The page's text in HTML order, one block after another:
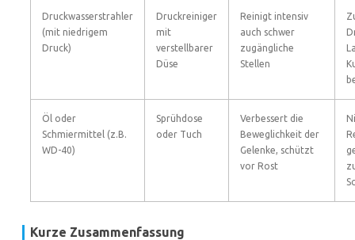
Druckwasserstrahler
(mit niedrigem
Druck)
Druckreiniger
mit
verstellbarer
Düse
Reinigt intensiv
auch schwer
zugängliche
Stellen
Öl oder
Schmiermittel (z.B.
WD-40)
Sprühdose
oder Tuch
Verbessert die
Beweglichkeit der
Gelenke, schützt
vor Rost
Kurze Zusammenfassung